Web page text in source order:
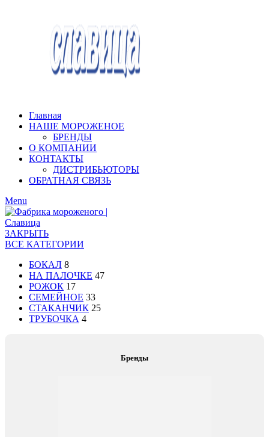
Главная
НАШЕ МОРОЖЕНОЕ
БРЕНДЫ
О КОМПАНИИ
КОНТАКТЫ
ДИСТРИБЬЮТОРЫ
ОБРАТНАЯ СВЯЗЬ
Menu
ЗАКРЫТЬ
ВСЕ КАТЕГОРИИ
БОКАЛ 8
НА ПАЛОЧКЕ 47
РОЖОК 17
СЕМЕЙНОЕ 33
СТАКАНЧИК 25
ТРУБОЧКА 4
Бренды